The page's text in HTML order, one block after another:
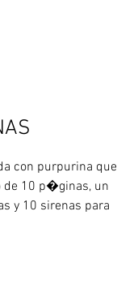
con purpurina que
de 10 p�ginas, un
y 10 sirenas para